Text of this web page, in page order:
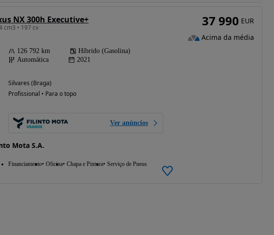
NX 300h Executive+
cm3 • 197 cv
126 792 km
Híbrido (Gasolina)
Automática
2021
Silvares (Braga)
Profissional • Para o topo
Ver anúncios
Mota S.A.
Financiamento Oficina Chapa e Pintura Serviço de Pneus
37 990 EUR
Acima da média